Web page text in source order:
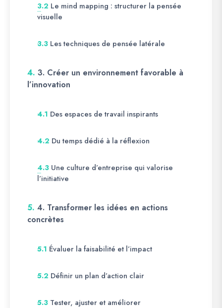
3.2 Le mind mapping : structurer la pensée
visuelle
3.3 Les techniques de pensée latérale
4. 3. Créer un environnement favorable à
l’innovation
4.1 Des espaces de travail inspirants
4.2 Du temps dédié à la réflexion
4.3 Une culture d’entreprise qui valorise
l’initiative
5. 4. Transformer les idées en actions
concrètes
5.1 Évaluer la faisabilité et l’impact
5.2 Définir un plan d’action clair
5.3 Tester, ajuster et améliorer